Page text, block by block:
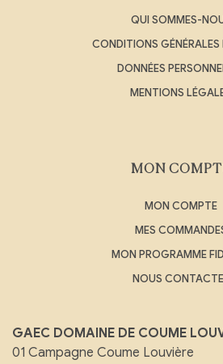
QUI SOMMES-
CONDITIONS GÉNÉRALES
DONNÉES
MENTIONS
MON
MON COMPTE
MES
MON PROGRAMME
NOUS
GAEC DOMAINE DE COUME
01 Campagne Coume Louvière